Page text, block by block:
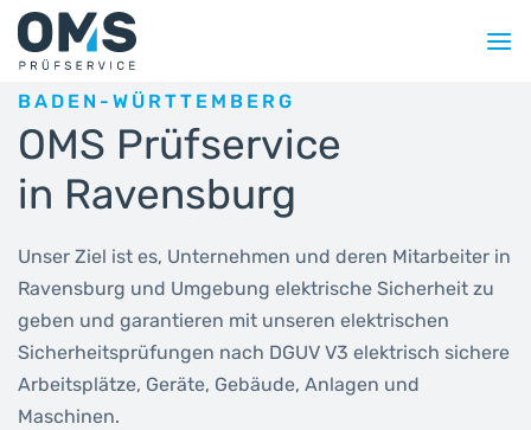
Zum
Inhalt
springen
BADEN-WÜRTTEMBERG
OMS Prüfservice
in Ravensburg
Unser Ziel ist es, Unternehmen und deren Mitarbeiter in
Ravensburg und Umgebung elektrische Sicherheit zu
geben und garantieren mit unseren elektrischen
Sicherheitsprüfungen nach DGUV V3 elektrisch sichere
Arbeitsplätze, Geräte, Gebäude, Anlagen und
Maschinen.